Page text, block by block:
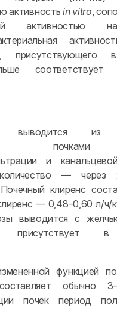
активностьin vitro,
активностью
присутствующего
соответствует
выводится из
и
количество — через
клиренс
— 0,48–0,60 л/ч/
выводится с
присутствует
функцией
составляет обычно
почек период